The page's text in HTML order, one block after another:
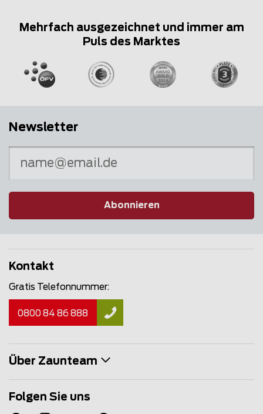
Mehrfach ausgezeichnet und immer am
Puls des Marktes
Newsletter
Abonnieren
Kontakt
Gratis Telefonnummer:
0800 84 86 888
Über Zaunteam
Folgen Sie uns